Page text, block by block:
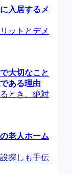
入居するメ
ットとデメ
大切なこと
ある理由
とき、絶対
老人ホーム
探しも手伝